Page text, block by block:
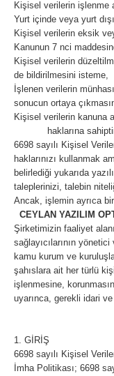
Kişisel verilerin işlenme
Yurt içinde veya yurt
Kişisel verilerin eksik
Kanunun 7 nci
Kişisel verilerin
de bildirilmesini isteme,
İşlenen verilerin
sonucun ortaya
Kişisel verilerin kanuna
haklarına
6698 sayılı Kişisel
haklarınızı kullanmak
belirlediği yukarıda
taleplerinizi, talebin
Ancak, işlemin ayrıca
CEYLAN YAZILIM
Şirketimizin faaliyet
sağlayıcılarının
kamu kurum ve
şahıslara ait her türlü
işlenmesine,
uyarınca, gerekli idari
1. GİRİŞ
6698 sayılı Kişisel
İmha Politikası; 6698